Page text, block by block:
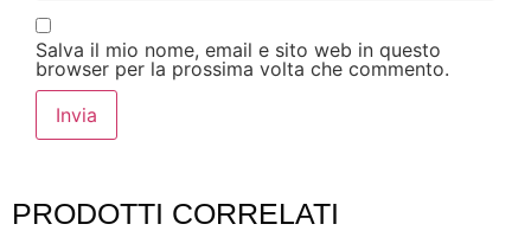
Salva il mio nome, email e sito web in questo
browser per la prossima volta che commento.
PRODOTTI CORRELATI